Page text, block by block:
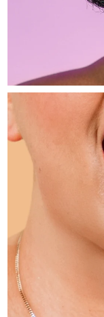
All
All
All
IPL
All
眼
眼
All
毛孔护理
2-
For
更多的
护肤品
中国香港特别行
冰岛
马恩岛
以色列
意大利